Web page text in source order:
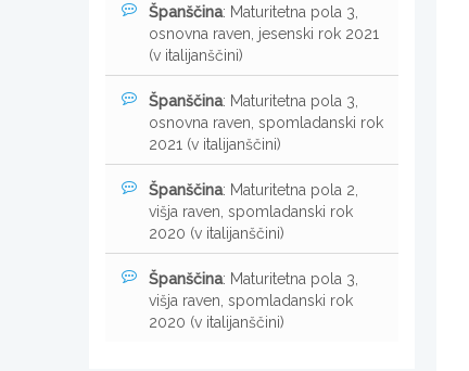
Španščina: Maturitetna pola 3,
osnovna raven, jesenski rok 2021
(v italijanščini)
Španščina: Maturitetna pola 3,
osnovna raven, spomladanski rok
2021 (v italijanščini)
Španščina: Maturitetna pola 2,
višja raven, spomladanski rok
2020 (v italijanščini)
Španščina: Maturitetna pola 3,
višja raven, spomladanski rok
2020 (v italijanščini)